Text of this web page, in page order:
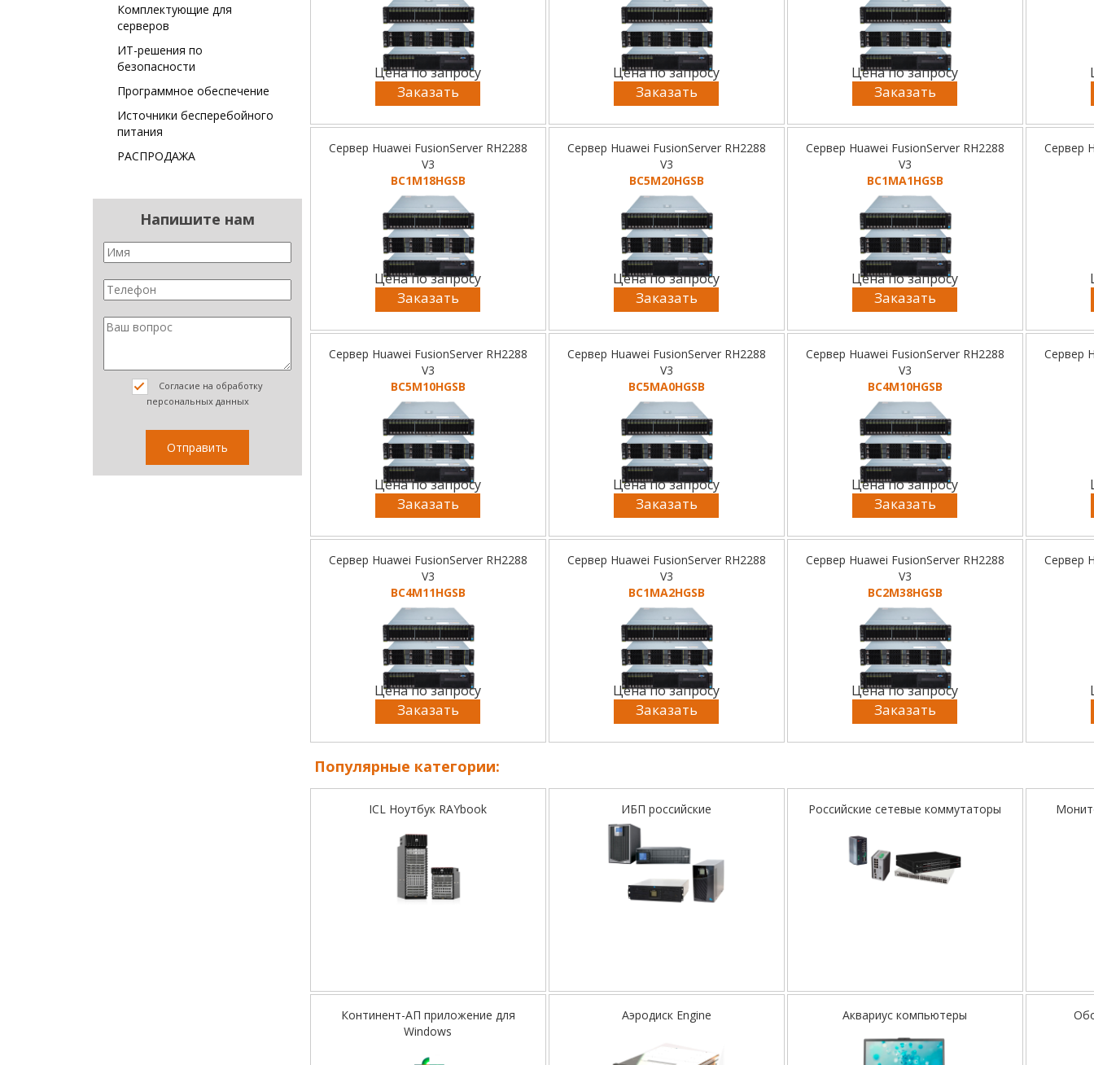
Комплектующие для
серверов
ИТ-решения по
безопасности
Программное обеспечение
Источники бесперебойного
питания
РАСПРОДАЖА
Напишите нам
Согласие на обработку
персональных данных
Цена по запросу
Заказать
Цена по запросу
Заказать
Цена по запросу
Заказать
Сервер Huawei FusionServer RH2288
V3
BC1M18HGSB
Цена по запросу
Заказать
Сервер Huawei FusionServer RH2288
V3
BC5M20HGSB
Цена по запросу
Заказать
Сервер Huawei FusionServer RH2288
V3
BC1MA1HGSB
Цена по запросу
Заказать
Сервер
Сервер Huawei FusionServer RH2288
V3
BC5M10HGSB
Цена по запросу
Заказать
Сервер Huawei FusionServer RH2288
V3
BC5MA0HGSB
Цена по запросу
Заказать
Сервер Huawei FusionServer RH2288
V3
BC4M10HGSB
Цена по запросу
Заказать
Сервер
Сервер Huawei FusionServer RH2288
V3
BC4M11HGSB
Цена по запросу
Заказать
Сервер Huawei FusionServer RH2288
V3
BC1MA2HGSB
Цена по запросу
Заказать
Сервер Huawei FusionServer RH2288
V3
BC2M38HGSB
Цена по запросу
Заказать
Сервер
Популярные категории:
ICL Ноутбук RAYbook ИБП российские Российские сетевые коммутаторы
Континент-АП приложение для
Windows
Аэродиск Engine Аквариус компьютеры